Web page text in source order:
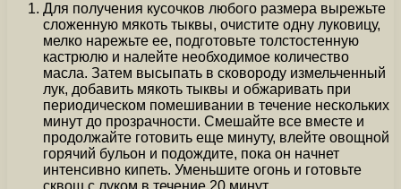
Для получения кусочков любого размера вырежьте
сложенную мякоть тыквы, очистите одну луковицу,
мелко нарежьте ее, подготовьте толстостенную
кастрюлю и налейте необходимое количество
масла. Затем высыпать в сковороду измельченный
лук, добавить мякоть тыквы и обжаривать при
периодическом помешивании в течение нескольких
минут до прозрачности. Смешайте все вместе и
продолжайте готовить еще минуту, влейте овощной
горячий бульон и подождите, пока он начнет
интенсивно кипеть. Уменьшите огонь и готовьте